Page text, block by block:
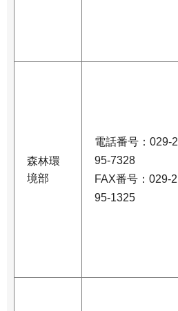
森林環
境部
電話番号：029-2
95-7328
FAX番号：029-2
95-1325